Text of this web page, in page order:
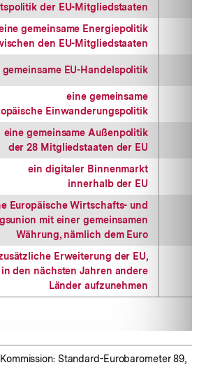
der EU-Mitgliedstaaten
gemeinsame Energiepolitik
den EU-Mitgliedstaaten
gemeinsame EU-Handelspolitik
eine gemeinsame
Einwanderungspolitik
eine gemeinsame Außenpolitik
der 28 Mitgliedstaaten der EU
ein digitaler Binnenmarkt
innerhalb der EU
Europäische Wirtschafts- und
mit einer gemeinsamen
Währung, nämlich dem Euro
Erweiterung der EU,
in den nächsten Jahren andere
Länder aufzunehmen
Standard-Eurobarometer 89,